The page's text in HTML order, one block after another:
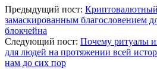
Предыдущий пост: Криптовалютный
замаскированным благословением
блокчейна
Следующий пост: Почему ритуалы
для людей на протяжении всей
нам до сих пор